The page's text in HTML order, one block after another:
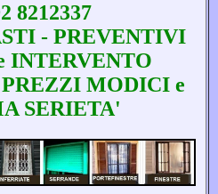
8212337
- PREVENTIVI
INTERVENTO
MODICI e
SERIETA'